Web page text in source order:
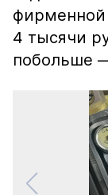
фирменной
4 тысячи
побольше